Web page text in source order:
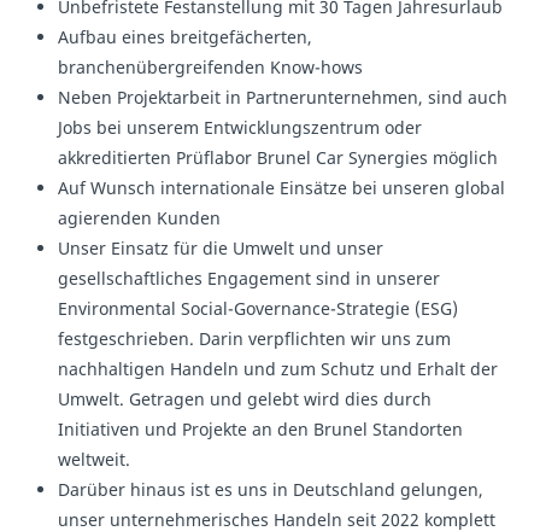
Unbefristete Festanstellung mit 30 Tagen Jahresurlaub
Aufbau eines breitgefächerten,
branchenübergreifenden Know-hows
Neben Projektarbeit in Partnerunternehmen, sind auch
Jobs bei unserem Entwicklungszentrum oder
akkreditierten Prüflabor Brunel Car Synergies möglich
Auf Wunsch internationale Einsätze bei unseren global
agierenden Kunden
Unser Einsatz für die Umwelt und unser
gesellschaftliches Engagement sind in unserer
Environmental Social-Governance-Strategie (ESG)
festgeschrieben. Darin verpflichten wir uns zum
nachhaltigen Handeln und zum Schutz und Erhalt der
Umwelt. Getragen und gelebt wird dies durch
Initiativen und Projekte an den Brunel Standorten
weltweit.
Darüber hinaus ist es uns in Deutschland gelungen,
unser unternehmerisches Handeln seit 2022 komplett